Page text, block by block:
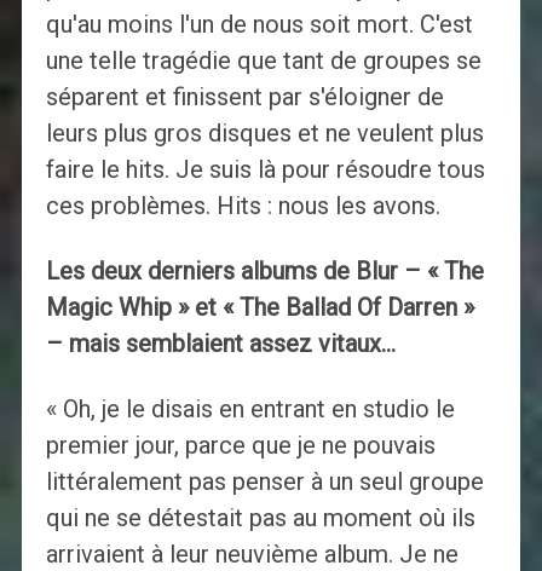
qu'au moins l'un de nous soit mort. C'est
une telle tragédie que tant de groupes se
séparent et finissent par s'éloigner de
leurs plus gros disques et ne veulent plus
faire le hits. Je suis là pour résoudre tous
ces problèmes. Hits : nous les avons.
Les deux derniers albums de Blur – « The
Magic Whip » et « The Ballad Of Darren »
– mais semblaient assez vitaux…
« Oh, je le disais en entrant en studio le
premier jour, parce que je ne pouvais
littéralement pas penser à un seul groupe
qui ne se détestait pas au moment où ils
arrivaient à leur neuvième album. Je ne